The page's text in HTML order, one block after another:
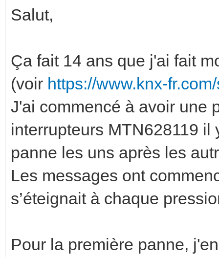
Salut,
Ça fait 14 ans que j'ai fait
(voir https://www.knx-
J'ai commencé à avoir une
interrupteurs MTN628119
panne les uns après les
Les messages ont
s’éteignait à chaque
Pour la première panne,